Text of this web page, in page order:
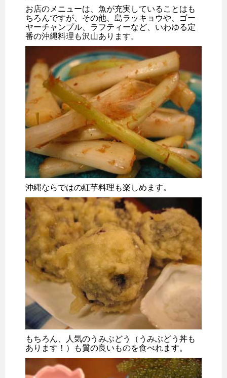
お店のメニューは、魚が充実していることはも
ちろんですが、その他、島ラッキョウや、ゴー
ヤーチャンプル、ラフティーなど、いわゆる定
番の沖縄料理も沢山あります。
沖縄ならではの紅芋料理も楽しめます。
もちろん、人気のうみぶどう（うみぶどう丼も
あります！）も質の良いものを食べれます。